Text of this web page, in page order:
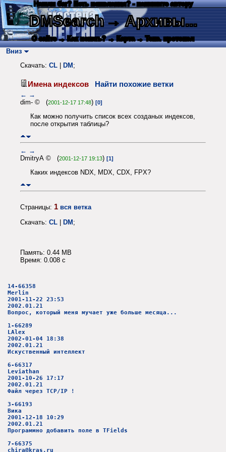
Нашли баг? Есть пожелания? - напишите автору
DMSearch→ Архивы...
О сайте → Как искать? → Карта → Текс. протокол
Вниз
Скачать: CL DM ;
Имена индексов Найти похожие ветки
← →
dim- © (2001-12-17 17:48) [0]
Как можно получить список всех созданых индексов,
после открытия таблицы?
← →
DmitryA © (2001-12-17 19:13) [1]
Каких индексов NDX, MDX, CDX, FPX?
Страницы: 1 вся ветка
Скачать: CL DM ;
Память: 0.44 MB
Время: 0.008 c
14-66358
Merlin
2001-11-22 23:53
2002.01.21
Вопрос, который меня мучает уже больше месяца...
1-66289
LAlex
2002-01-04 18:38
2002.01.21
Искуственный интеллект
6-66317
Leviathan
2001-10-26 17:17
2002.01.21
Файл через TCP/IP !
3-66193
Вика
2001-12-18 10:29
2002.01.21
Программно добавить поле в TFields
7-66375
chira@kras.ru